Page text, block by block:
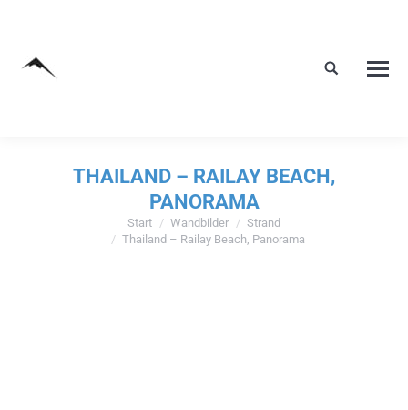
THAILAND – RAILAY BEACH,
PANORAMA
Sie befinden sich hier:
Start Wandbilder
Strand
Thailand – Railay Beach, Panorama